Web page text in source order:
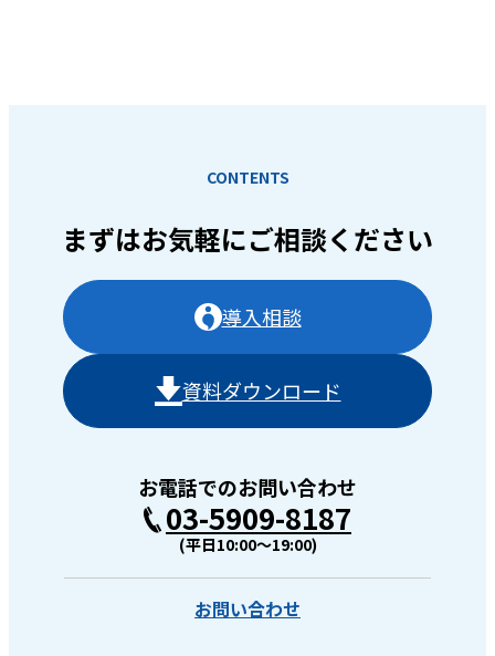
CONTENTS
まずはお気軽にご相談ください
導入相談
資料ダウンロード
お電話でのお問い合わせ
03-5909-8187
(平日10:00〜19:00)
お問い合わせ